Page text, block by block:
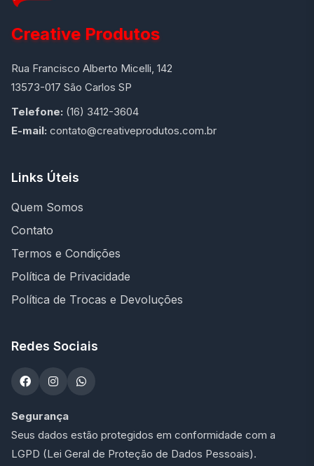
Creative Produtos
Rua Francisco Alberto Micelli, 142
13573-017 São Carlos SP
Telefone: (16) 3412-3604
E-mail: contato@creativeprodutos.com.br
Links Úteis
Quem Somos
Contato
Termos e Condições
Política de Privacidade
Política de Trocas e Devoluções
Redes Sociais
Segurança
Seus dados estão protegidos em conformidade com a
LGPD (Lei Geral de Proteção de Dados Pessoais).